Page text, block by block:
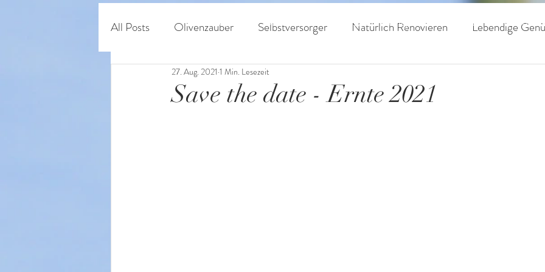
All Posts Olivenzauber Selbstversorger Natürlich Renovieren Lebendige
Persönliches & Regeneratives Leben
Save the date - Ernte 2021
27. Aug. 2021 1 Min. Lesezeit
Home Shop Olivenöle Auszeichnungen Haine Kontakt